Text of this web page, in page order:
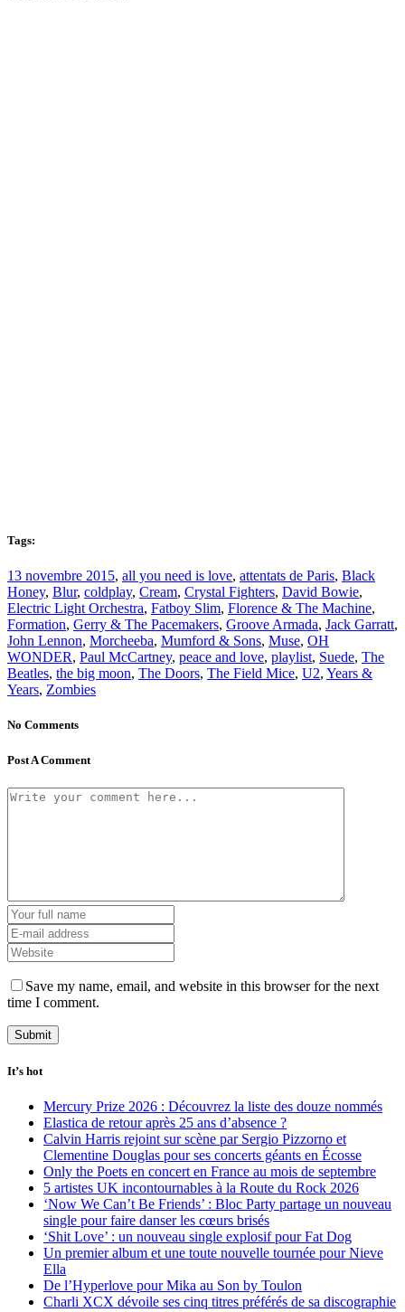
Tags:
13 novembre 2015, all you need is love, attentats de Paris, Black
Honey, Blur, coldplay, Cream, Crystal Fighters, David Bowie,
Electric Light Orchestra, Fatboy Slim, Florence & The Machine,
Formation, Gerry & The Pacemakers, Groove Armada, Jack Garratt,
John Lennon, Morcheeba, Mumford & Sons, Muse, OH
WONDER, Paul McCartney, peace and love, playlist, Suede, The
Beatles, the big moon, The Doors, The Field Mice, U2, Years &
Years, Zombies
No Comments
Post A Comment
Save my name, email, and website in this browser for the next
time I comment.
It’s hot
Mercury Prize 2026 : Découvrez la liste des douze nommés
Elastica de retour après 25 ans d’absence ?
Calvin Harris rejoint sur scène par Sergio Pizzorno et
Clementine Douglas pour ses concerts géants en Écosse
Only the Poets en concert en France au mois de septembre
5 artistes UK incontournables à la Route du Rock 2026
‘Now We Can’t Be Friends’ : Bloc Party partage un nouveau
single pour faire danser les cœurs brisés
‘Shit Love’ : un nouveau single explosif pour Fat Dog
Un premier album et une toute nouvelle tournée pour Nieve
Ella
De l’Hyperlove pour Mika au Son by Toulon
Charli XCX dévoile ses cinq titres préférés de sa discographie